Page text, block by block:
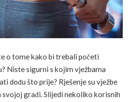
o tome kako bi trebali početi
Niste sigurni s kojim vježbama
dođu što prije? Rješenje su vježbe
građi. Slijedi nekoliko korisnih